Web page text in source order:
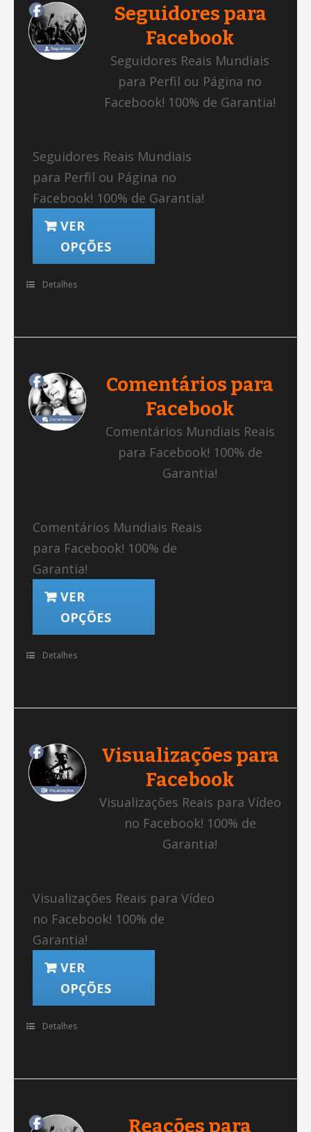
Seguidores para
Facebook
Seguidores Reais Mundiais
para Perfil ou Página no
Facebook! 100% de Garantia!
Seguidores Reais Mundiais
para Perfil ou Página no
Facebook! 100% de Garantia!
VER
OPÇÕES
Detalhes
Comentários para
Facebook
Comentários Mundiais Reais
para Facebook! 100% de
Garantia!
Comentários Mundiais Reais
para Facebook! 100% de
Garantia!
VER
OPÇÕES
Detalhes
Visualizações para
Facebook
Visualizações Reais para Vídeo
no Facebook! 100% de
Garantia!
Visualizações Reais para Vídeo
no Facebook! 100% de
Garantia!
VER
OPÇÕES
Detalhes
Reações para